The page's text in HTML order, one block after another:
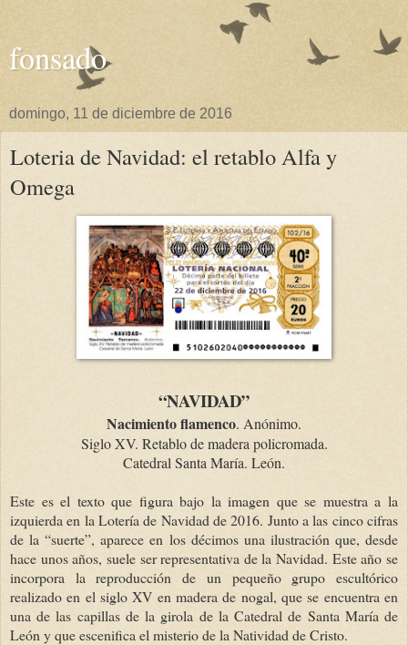
fonsado
domingo, 11 de diciembre de 2016
Loteria de Navidad: el retablo Alfa y
Omega
“NAVIDAD”
Nacimiento flamenco. Anónimo.
Siglo XV. Retablo de madera policromada.
Catedral Santa María. León.
Este es el texto que figura bajo la imagen que se muestra a la
izquierda en la Lotería de Navidad de 2016. Junto a las cinco cifras
de la “suerte”, aparece en los décimos una ilustración que, desde
hace unos años, suele ser representativa de la Navidad. Este año se
incorpora la reproducción de un pequeño grupo escultórico
realizado en el siglo XV en madera de nogal, que se encuentra en
una de las capillas de la girola de la Catedral de Santa María de
León y que escenifica el misterio de la Natividad de Cristo.